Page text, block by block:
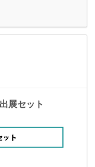
展セット